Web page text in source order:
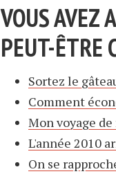
VOUS AVEZ
PEUT-ÊTRE
Sortez le
Comment
Mon voyage
L'année 2010
On se